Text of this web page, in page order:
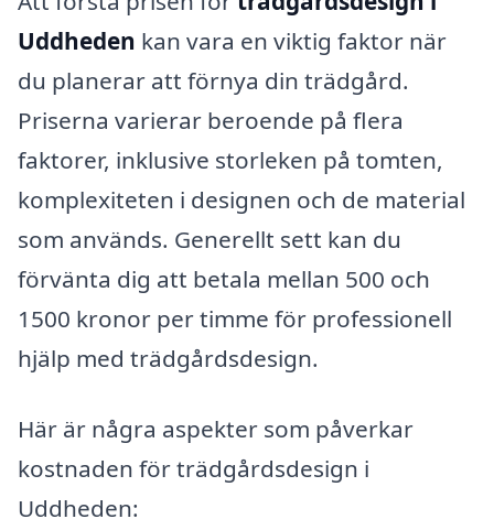
Uddheden kan vara en viktig faktor när
du planerar att förnya din trädgård.
Priserna varierar beroende på flera
faktorer, inklusive storleken på tomten,
komplexiteten i designen och de material
som används. Generellt sett kan du
förvänta dig att betala mellan 500 och
1500 kronor per timme för professionell
hjälp med trädgårdsdesign.
Här är några aspekter som påverkar
kostnaden för trädgårdsdesign i
Uddheden: